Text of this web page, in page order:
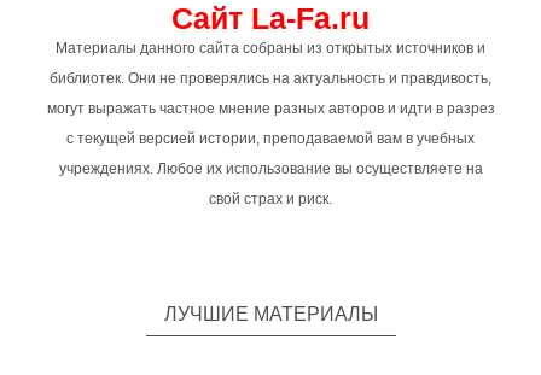
Сайт La-Fa.ru
Материалы данного сайта собраны из открытых источников и
библиотек. Они не проверялись на актуальность и правдивость,
могут выражать частное мнение разных авторов и идти в разрез
с текущей версией истории, преподаваемой вам в учебных
учреждениях. Любое их использование вы осуществляете на
свой страх и риск.
ЛУЧШИЕ МАТЕРИАЛЫ